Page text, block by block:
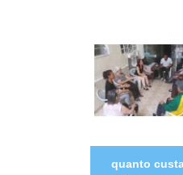
quanto